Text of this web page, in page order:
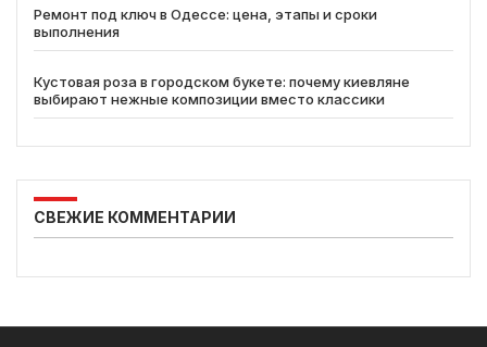
Ремонт под ключ в Одессе: цена, этапы и сроки
выполнения
Кустовая роза в городском букете: почему киевляне
выбирают нежные композиции вместо классики
СВЕЖИЕ КОММЕНТАРИИ